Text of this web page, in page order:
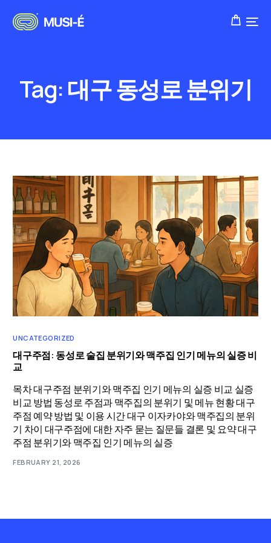
Tag:대구 동성로 분위기
UNCATEGORIZED
대구주점: 동성로 술집 분위기와 맥주집 인기 메뉴의 실증 비
교
목차 대구주점 분위기와 맥주집 인기 메뉴의 실증 비교 실증
비교 방법 동성로 주점과 맥주집의 분위기 및 메뉴 현황 대구
주점 예약 방법 및 이용 시간 대구 이자카야와 맥주집의 분위
기 차이 대구주점에 대한 자주 묻는 질문들 결론 및 요약 대구
주점 분위기와 맥주집 인기 메뉴의 실증
FEBRUARY 21, 2026